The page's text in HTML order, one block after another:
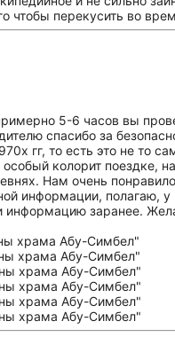
чтобы перекусить во
5-6 часов вы
спасибо за
гг, то есть это не то
колорит поездке,
Нам очень
информации, полагаю,
информацию заранее.